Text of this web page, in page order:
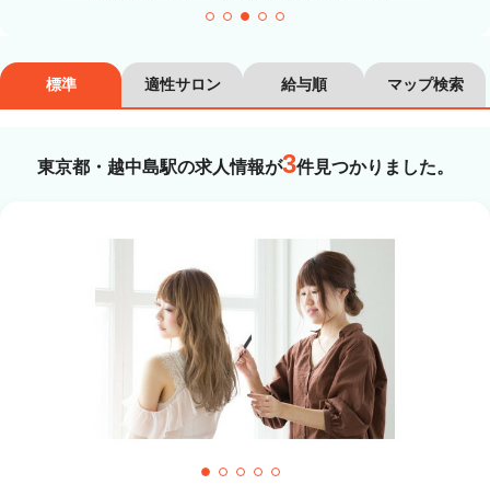
ネイリスト エステティシャン
講師・インストラクター 営業・販売スタッフ・その他
雇用形態
業務委託・フリーランス 紹介・派遣
詳細条件を変更
標準 適性サロン 給与順 マップ検索
東京都・越中島駅の求人情報が3件見つかりました。